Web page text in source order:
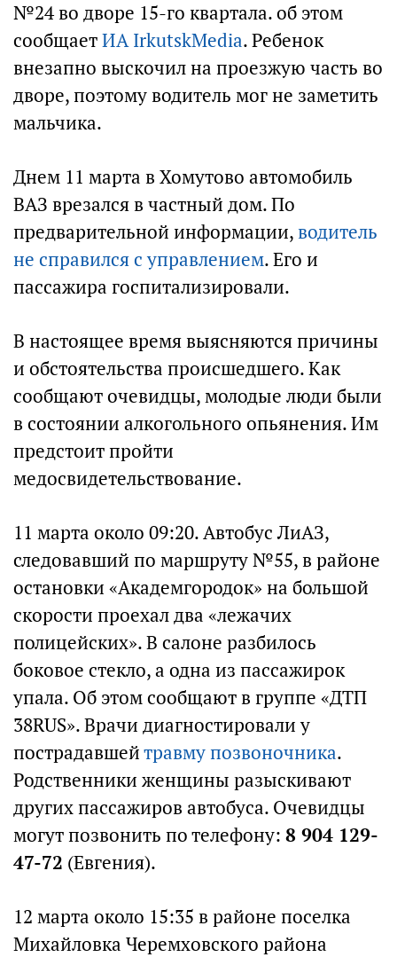
№24 во дворе 15-го квартала. об этом
сообщаетИА IrkutskMedia. Ребенок
внезапно выскочил на проезжую часть во
дворе, поэтому водитель мог не заметить
мальчика.
Днем 11 марта в Хомутово автомобиль
ВАЗ врезался в частный дом. По
предварительной информации,водитель
не справился с управлением. Его и
пассажира госпитализировали.
В настоящее время выясняются причины
и обстоятельства происшедшего. Как
сообщают очевидцы, молодые люди были
в состоянии алкогольного опьянения. Им
предстоит пройти
медосвидетельствование.
11 марта около 09:20. Автобус ЛиАЗ,
следовавший по маршруту №55, в районе
остановки «Академгородок» на большой
скорости проехал два «лежачих
полицейских». В салоне разбилось
боковое стекло, а одна из пассажирок
упала. Об этом сообщают в группе «ДТП
38RUS». Врачи диагностировали у
пострадавшейтравму позвоночника.
Родственники женщины разыскивают
других пассажиров автобуса. Очевидцы
могут позвонить по телефону: 8 904 129-
47-72 (Евгения).
12 марта около 15:35 в районе поселка
Михайловка Черемховского района